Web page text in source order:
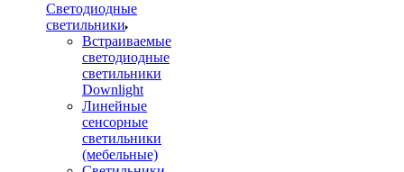
Светодиодные
светильники
Встраиваемые
светодиодные
светильники
Downlight
Линейные
сенсорные
светильники
(мебельные)